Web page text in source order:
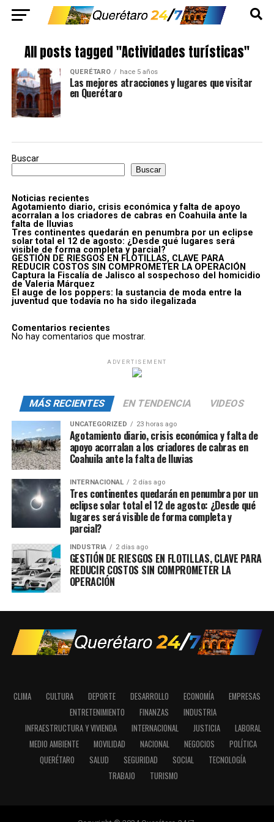
All posts tagged "Actividades turísticas"
QUERÉTARO hace 5 años
Las mejores atracciones y lugares que visitar
en Querétaro
Buscar
Buscar
Noticias recientes
Agotamiento diario, crisis económica y falta de apoyo
acorralan a los criadores de cabras en Coahuila ante la
falta de lluvias
Tres continentes quedarán en penumbra por un eclipse
solar total el 12 de agosto: ¿Desde qué lugares será
visible de forma completa y parcial?
GESTIÓN DE RIESGOS EN FLOTILLAS, CLAVE PARA
REDUCIR COSTOS SIN COMPROMETER LA OPERACIÓN
Captura la Fiscalía de Jalisco al sospechoso del homicidio
de Valeria Márquez
El auge de los poppers: la sustancia de moda entre la
juventud que todavía no ha sido ilegalizada
Comentarios recientes
No hay comentarios que mostrar.
ADVERTISEMENT
MÁS RECIENTES EN TENDENCIA VIDEOS
UNCATEGORIZED 23 horas ago
Agotamiento diario, crisis económica y falta de
apoyo acorralan a los criadores de cabras en
Coahuila ante la falta de lluvias
INTERNACIONAL 2 días ago
Tres continentes quedarán en penumbra por un
eclipse solar total el 12 de agosto: ¿Desde qué
lugares será visible de forma completa y
parcial?
INDUSTRIA 2 días ago
GESTIÓN DE RIESGOS EN FLOTILLAS, CLAVE PARA
REDUCIR COSTOS SIN COMPROMETER LA
OPERACIÓN
CLIMA CULTURA DEPORTE DESARROLLO ECONOMÍA
EMPRESAS
ENTRETENIMIENTO
FINANZAS
INDUSTRIA
INFRAESTRUCTURA Y VIVIENDA
INTERNACIONAL JUSTICIA
LABORAL
MEDIO AMBIENTE
MOVILIDAD NACIONAL NEGOCIOS
POLÍTICA
QUERÉTARO
SALUD SEGURIDAD SOCIAL
TECNOLOGÍA
TRABAJO
TURISMO